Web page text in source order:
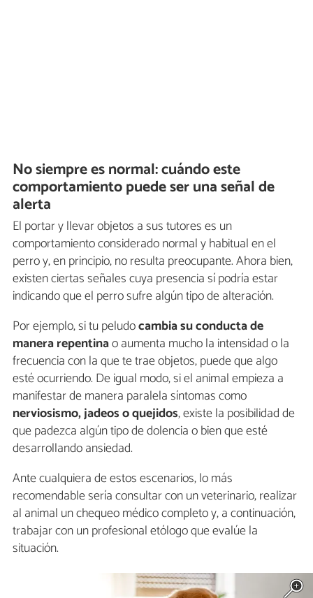
No siempre es normal: cuándo este
comportamiento puede ser una señal de
alerta
El portar y llevar objetos a sus tutores es un
comportamiento considerado normal y habitual en el
perro y, en principio, no resulta preocupante. Ahora bien,
existen ciertas señales cuya presencia sí podría estar
indicando que el perro sufre algún tipo de alteración.
Por ejemplo, si tu peludocambia su conducta de
manera repentinao aumenta mucho la intensidad o la
frecuencia con la que te trae objetos, puede que algo
esté ocurriendo. De igual modo, si el animal empieza a
manifestar de manera paralela síntomas como
nerviosismo, jadeos o quejidos, existe la posibilidad de
que padezca algún tipo de dolencia o bien que esté
desarrollando ansiedad.
Ante cualquiera de estos escenarios, lo más
recomendable sería consultar con un veterinario, realizar
al animal un chequeo médico completo y, a continuación,
trabajar con un profesional etólogo que evalúe la
situación.